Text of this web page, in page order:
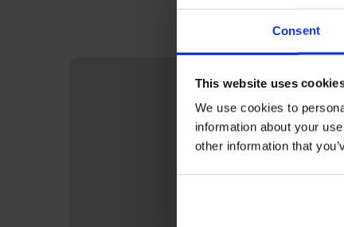
Consent
This website uses
We use cookies to
information about your
other information that